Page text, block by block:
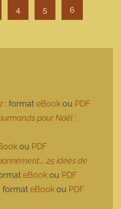
4 5 6
: format eBook ou PDF
pour Noël :
ou PDF
25 idées de
eBook ou PDF
: format eBook ou PDF